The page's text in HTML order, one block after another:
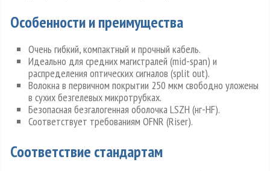
Особенности и преимущества
Очень гибкий, компактный и прочный кабель.
Идеально для средних магистралей (mid-span) и
распределения оптических сигналов (split out).
Волокна в первичном покрытии 250 мкм свободно уложены
в сухих безгелевых микротрубках.
Безопасная безгалогенная оболочка LSZH (нг-HF).
Соответствует требованиям OFNR (Riser).
Соответствие стандартам